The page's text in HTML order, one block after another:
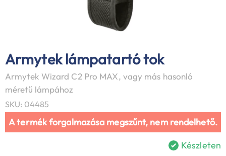
Armytek lámpatartó tok
Armytek Wizard C2 Pro MAX, vagy más hasonló
méretű lámpához
SKU: 04485
A termék forgalmazása megszűnt, nem rendelhető.
Készleten